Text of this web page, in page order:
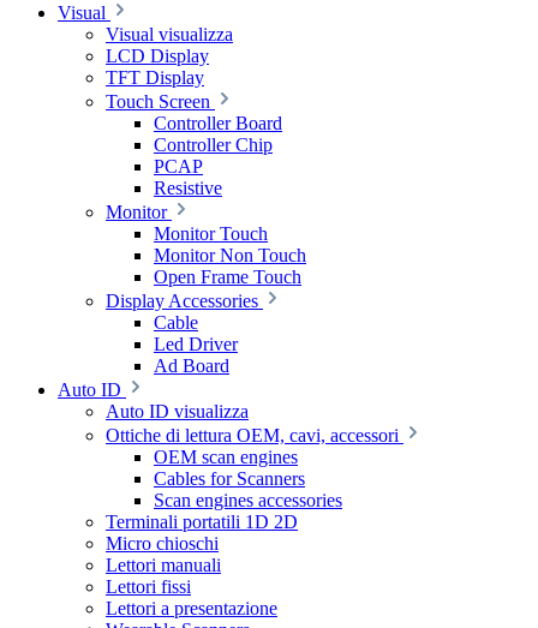
Visual
Visual visualizza
LCD Display
TFT Display
Touch Screen
Controller Board
Controller Chip
PCAP
Resistive
Monitor
Monitor Touch
Monitor Non Touch
Open Frame Touch
Display Accessories
Cable
Led Driver
Ad Board
Auto ID
Auto ID visualizza
Ottiche di lettura OEM, cavi, accessori
OEM scan engines
Cables for Scanners
Scan engines accessories
Terminali portatili 1D 2D
Micro chioschi
Lettori manuali
Lettori fissi
Lettori a presentazione